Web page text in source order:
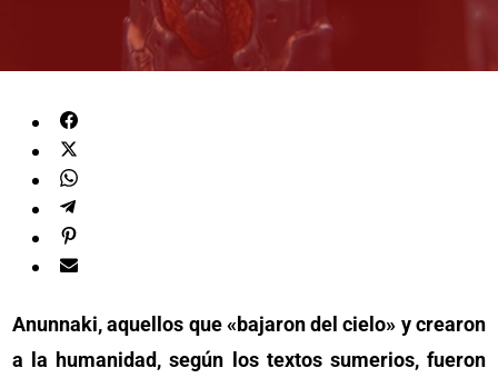
Anunnaki, aquellos que «bajaron del cielo» y crearon
a la humanidad, según los textos sumerios, fueron